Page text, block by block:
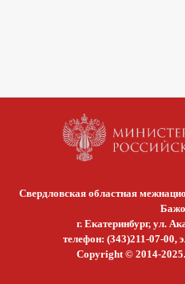
Свердловская областная
г. Екатеринбург, ул.
телефон: (343)211-07-00,
Copyright © 2014-